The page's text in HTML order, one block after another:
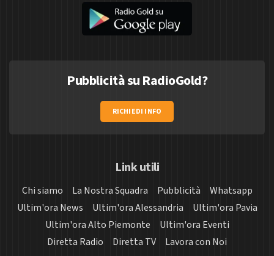
Pubblicità su RadioGold?
RICHIEDI INFO
Link utili
Chi siamo La Nostra Squadra Pubblicità
Whatsapp
Ultim'ora News
Ultim'ora Alessandria
Ultim'ora Pavia
Ultim'ora Alto Piemonte
Ultim'ora Eventi
Diretta Radio
Diretta TV Lavora con Noi